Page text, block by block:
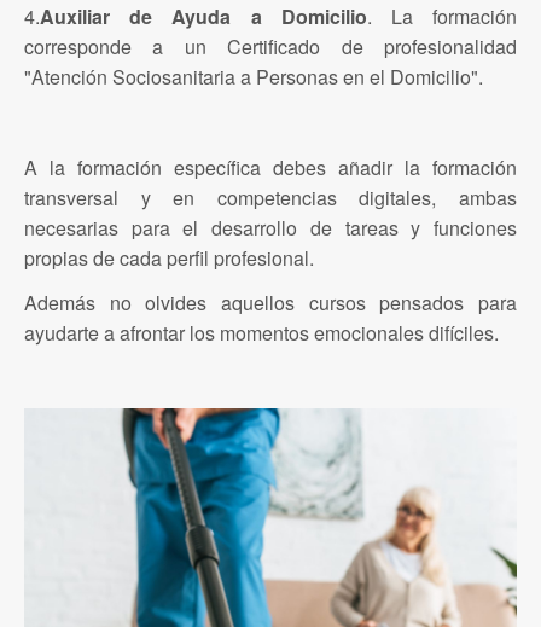
4.Auxiliar de Ayuda a Domicilio. La formación
corresponde a un Certificado de profesionalidad
"Atención Sociosanitaria a Personas en el Domicilio".
A la formación específica debes añadir la formación
transversal y en competencias digitales, ambas
necesarias para el desarrollo de tareas y funciones
propias de cada perfil profesional.
Además no olvides aquellos cursos pensados para
ayudarte a afrontar los momentos emocionales difíciles.